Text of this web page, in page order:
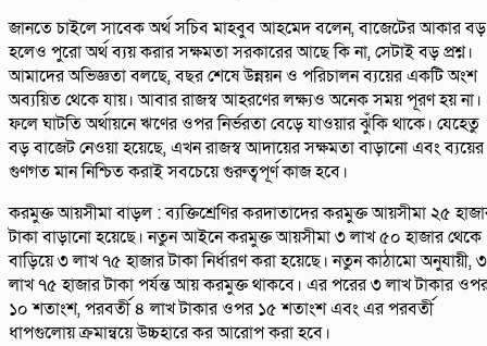
জানতে চাইলে সাবেক অর্থ সচিব মাহবুব আহমেদ বলেন, বাজেটের আকার বড়
হলেও পুরো অর্থ ব্যয় করার সক্ষমতা সরকারের আছে কি না, সেটাই বড় প্রশ্ন।
আমাদের অভিজ্ঞতা বলছে, বছর শেষে উন্নয়ন ও পরিচালন ব্যয়ের একটি অংশ
অব্যয়িত থেকে যায়। আবার রাজস্ব আহরণের লক্ষ্যও অনেক সময় পূরণ হয় না।
ফলে ঘাটতি অর্থায়নে ঋণের ওপর নির্ভরতা বেড়ে যাওয়ার ঝুঁকি থাকে। যেহেতু
বড় বাজেট নেওয়া হয়েছে, এখন রাজস্ব আদায়ের সক্ষমতা বাড়ানো এবং ব্যয়ের
গুণগত মান নিশ্চিত করাই সবচেয়ে গুরুত্বপূর্ণ কাজ হবে।
করমুক্ত আয়সীমা বাড়ল : ব্যক্তিশ্রেণির করদাতাদের করমুক্ত আয়সীমা ২৫
টাকা বাড়ানো হয়েছে। নতুন আইনে করমুক্ত আয়সীমা ৩ লাখ ৫০ হাজার থেকে
বাড়িয়ে ৩ লাখ ৭৫ হাজার টাকা নির্ধারণ করা হয়েছে। নতুন কাঠামো অনুযায়ী, ৩
লাখ ৭৫ হাজার টাকা পর্যন্ত আয় করমুক্ত থাকবে। এর পরের ৩ লাখ টাকার
১০ শতাংশ, পরবর্তী ৪ লাখ টাকার ওপর ১৫ শতাংশ এবং এর পরবর্তী
ধাপগুলোয় ক্রমান্বয়ে উচ্চহারে কর আরোপ করা হবে।